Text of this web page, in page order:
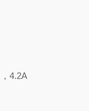
，4.2A